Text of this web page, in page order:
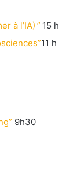
à l’IA) ” 15 h
11 h
9h30